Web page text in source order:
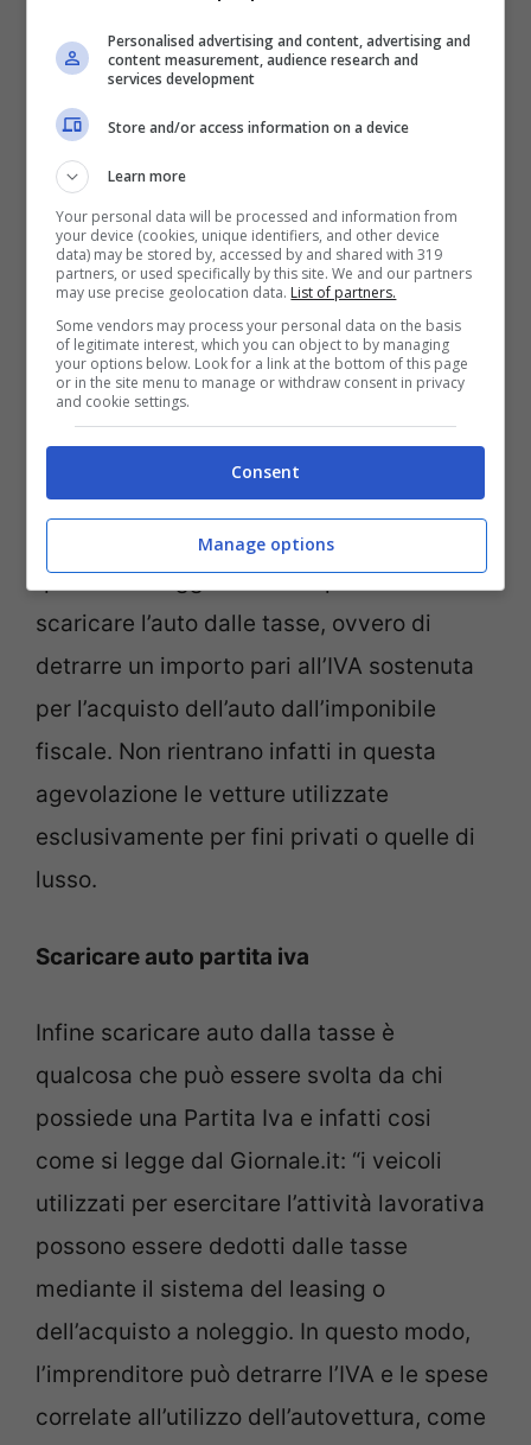
lavoratori autonomi o per i professionisti
che utilizzano l’auto per lavoro: in questo
caso di possono detrarre una parte del
costo della macchina dal reddito
imponibile, riducendo così l’importo delle
tasse da pagare.
Detrazione iva auto dipendenti
La detrazione IVA per l’acquisto dell’auto è
davvero molto utile per chi è dipendente e
necessita di utilizzare l’auto per
raggiungere il luogo di lavoro. Grazie a
questo vantaggio fiscale è possibile
scaricare l’auto dalle tasse, ovvero di
detrarre un importo pari all’IVA sostenuta
per l’acquisto dell’auto dall’imponibile
fiscale. Non rientrano infatti in questa
agevolazione le vetture utilizzate
esclusivamente per fini privati o quelle di
lusso.
Scaricare auto partita iva
Infine scaricare auto dalla tasse è
qualcosa che può essere svolta da chi
possiede una Partita Iva e infatti cosi
come si legge dal Giornale.it: “i veicoli
utilizzati per esercitare l’attività lavorativa
possono essere dedotti dalle tasse
mediante il sistema del leasing o
dell’acquisto a noleggio. In questo modo,
l’imprenditore può detrarre l’IVA e le spese
correlate all’utilizzo dell’autovettura, come
Personalised advertising and content, advertising and
content measurement, audience research and
services development
Store and/or access information on a device
Learn more
Your personal data will be processed and information from
your device (cookies, unique identifiers, and other device
data) may be stored by, accessed by and shared with 319
partners, or used specifically by this site. We and our partners
may use precise geolocation data. List of partners.
Some vendors may process your personal data on the basis
of legitimate interest, which you can object to by managing
your options below. Look for a link at the bottom of this page
or in the site menu to manage or withdraw consent in privacy
and cookie settings.
Consent
Manage options